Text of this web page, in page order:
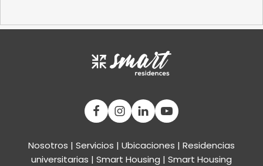
Nosotros | Servicios | Ubicaciones | Residencias
universitarias | Smart Housing | Smart Housing